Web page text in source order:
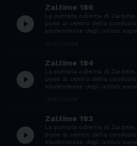
play_circle_filled
Zai.time 186
La puntata odierna di
pone al centro della
studentesse degli istituti
play_circle_filled
Zai.time 184
La puntata odierna di
pone al centro della
studentesse degli istituti
play_circle_filled
Zai.time 183
La puntata odierna di
pone al centro della
studentesse degli istituti